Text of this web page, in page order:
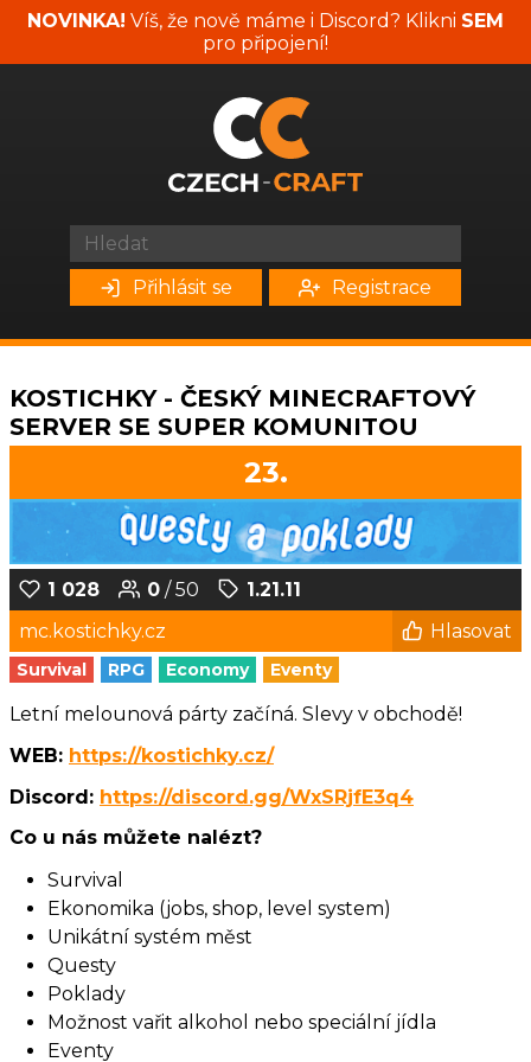
NOVINKA! Víš, že nově máme i Discord? Klikni SEM
pro připojení!
Přihlásit se Registrace
KOSTICHKY - ČESKÝ MINECRAFTOVÝ
SERVER SE SUPER KOMUNITOU
23.
1 028 0 / 50
1.21.11
mc.kostichky.cz
Hlasovat
Survival RPG Economy Eventy
Letní melounová párty začíná. Slevy v obchodě!
WEB: https://kostichky.cz/
Discord: https://discord.gg/WxSRjfE3q4
Co u nás můžete nalézt?
Survival
Ekonomika (jobs, shop, level system)
Unikátní systém měst
Questy
Poklady
Možnost vařit alkohol nebo speciální jídla
Eventy